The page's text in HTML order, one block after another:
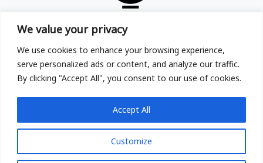
We value your privacy
We use cookies to enhance your browsing experience,
serve personalized ads or content, and analyze our traffic.
By clicking "Accept All", you consent to our use of cookies.
Customize
Accept All
TOKYOYA
Main 2025